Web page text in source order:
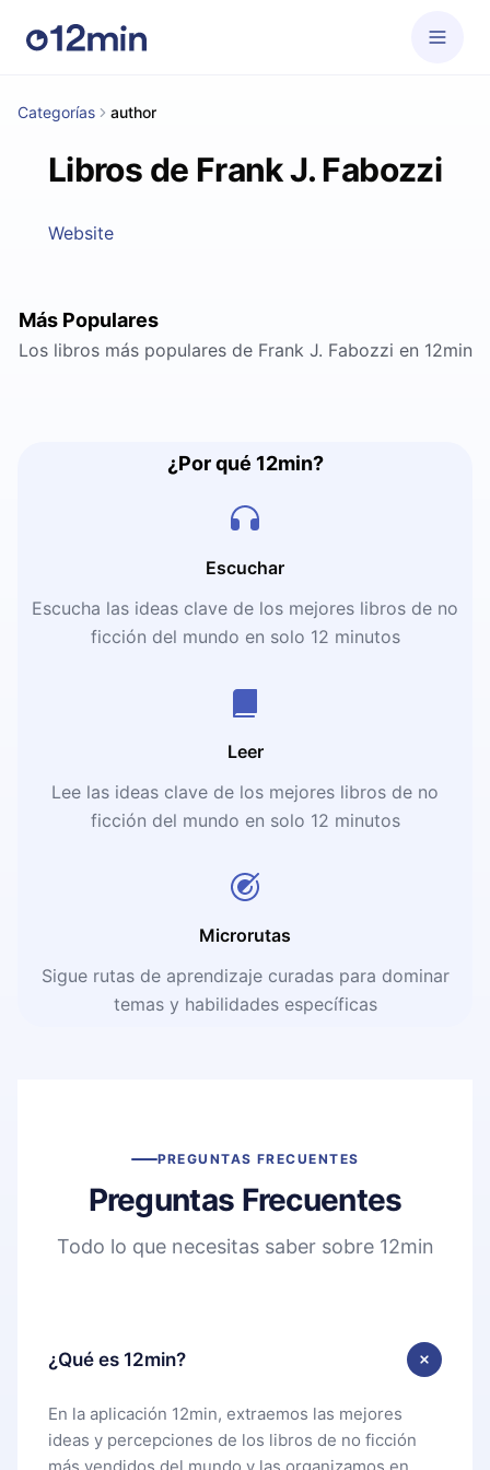
Categorías author
Libros de Frank J. Fabozzi
Website
Más Populares
Los libros más populares de Frank J. Fabozzi en 12min
¿Por qué 12min?
Escuchar
Escucha las ideas clave de los mejores libros de no
ficción del mundo en solo 12 minutos
Leer
Lee las ideas clave de los mejores libros de no
ficción del mundo en solo 12 minutos
Microrutas
Sigue rutas de aprendizaje curadas para dominar
temas y habilidades específicas
PREGUNTAS FRECUENTES
Preguntas Frecuentes
Todo lo que necesitas saber sobre 12min
¿Qué es 12min?
En la aplicación 12min, extraemos las mejores
ideas y percepciones de los libros de no ficción